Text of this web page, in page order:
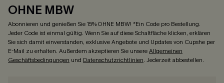
OHNE MBW
Abonnieren und genießen Sie 15% OHNE MBW! *Ein Code pro Bestellung.
Jeder Code ist einmal gültig. Wenn Sie auf diese Schaltfläche klicken, erklären
Sie sich damit einverstanden, exklusive Angebote und Updates von Cupshe per
E-Mail zu erhalten. Außerdem akzeptieren Sie unsereAllgemeinen
Geschäftsbedingungen und Datenschutzrichtlinien. Jederzeit abbestellen.